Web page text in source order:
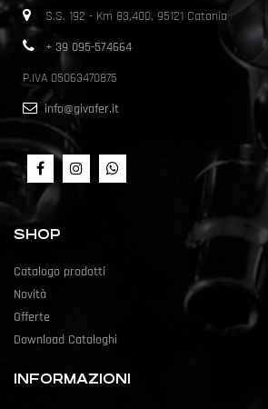
S.S. 192 - Km 83,400, 95121 Catania
+ 39 095-574664
P.IVA 05063470875
info@givafer.it
SHOP
Catalogo prodotti
Novità
Offerte
Download Cataloghi
INFORMAZIONI